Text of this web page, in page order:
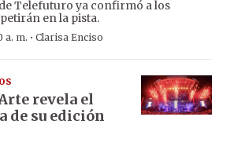
Telefuturo ya confirmó a los
en la pista.
a. m. · Clarisa Enciso
revela el
de su edición